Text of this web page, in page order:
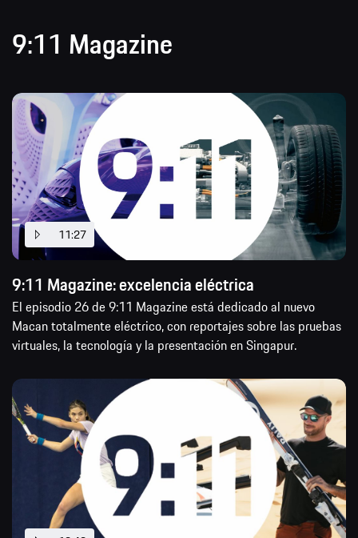
9:11 Magazine
11:27
El episodio 26 de 9:11 Magazine está dedicado al nuevo
Macan totalmente eléctrico, con reportajes sobre las pruebas
virtuales, la tecnología y la presentación en Singapur.
12:42